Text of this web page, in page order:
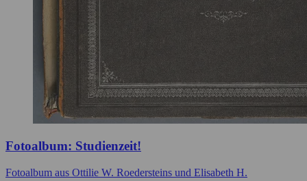
Fotoalbum: Studienzeit!
Fotoalbum aus Ottilie W. Roedersteins und Elisabeth H.